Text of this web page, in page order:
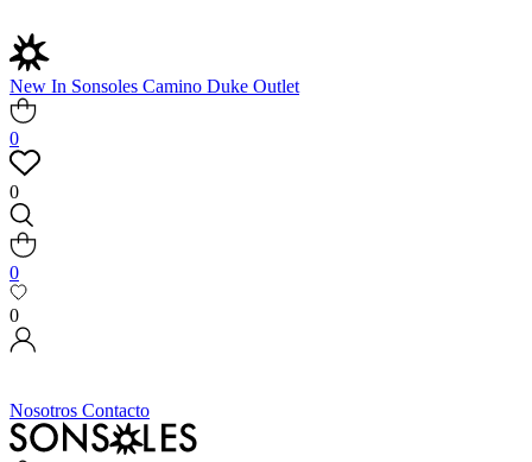
New In Sonsoles Camino Duke Outlet
0
0
0
0
Nosotros Contacto